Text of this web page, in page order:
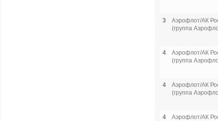
3
Аэрофлот/АК
(группа
4
Аэрофлот/АК
(группа
4
Аэрофлот/АК
(группа
4
Аэрофлот/АК